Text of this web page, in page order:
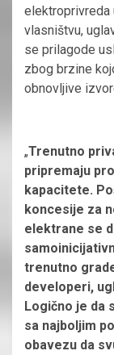
elektroprivreda
vlasništvu,
se prilagode
zbog brzine
obnovljive
„Trenutno
pripremaju
kapacitete.
koncesije za
elektrane se
trenutno
developeri,
Logično je da
sa najboljim
obavezu da